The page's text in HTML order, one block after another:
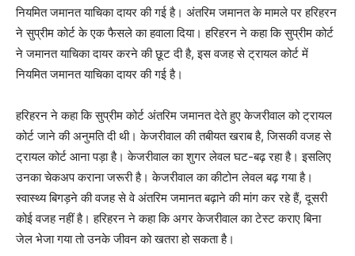
नियमित जमानत याचिका दायर की गई है। अंतरिम जमानत के मामले पर हरिहरन
ने सुप्रीम कोर्ट के एक फैसले का हवाला दिया। हरिहरन ने कहा कि सुप्रीम कोर्ट
ने जमानत याचिका दायर करने की छूट दी है, इस वजह से ट्रायल कोर्ट में
नियमित जमानत याचिका दायर की गई है।
हरिहरन ने कहा कि सुप्रीम कोर्ट अंतरिम जमानत देते हुए केजरीवाल को ट्रायल
कोर्ट जाने की अनुमति दी थी। केजरीवाल की तबीयत खराब है, जिसकी वजह से
ट्रायल कोर्ट आना पड़ा है। केजरीवाल का शुगर लेवल घट-बढ़ रहा है। इसलिए
उनका चेकअप कराना जरूरी है। केजरीवाल का कीटोन लेवल बढ़ गया है।
स्वास्थ्य बिगड़ने की वजह से वे अंतरिम जमानत बढ़ाने की मांग कर रहे हैं, दूसरी
कोई वजह नहीं है। हरिहरन ने कहा कि अगर केजरीवाल का टेस्ट कराए बिना
जेल भेजा गया तो उनके जीवन को खतरा हो सकता है।